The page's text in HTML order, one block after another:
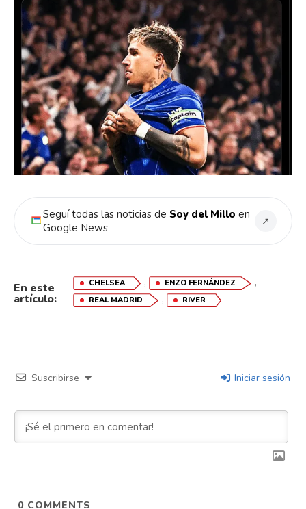
Seguí todas las noticias de Soy del Millo en
Google News
↗
En este
artículo:
CHELSEA , ENZO FERNÁNDEZ ,
REAL MADRID , RIVER
Suscribirse Iniciar sesión
0 COMMENTS
Flipboard
Whatsapp
Email